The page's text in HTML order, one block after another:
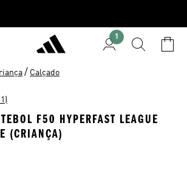
1
/ Calçado
F50 HYPERFAST LEAGUE
(CRIANÇA)